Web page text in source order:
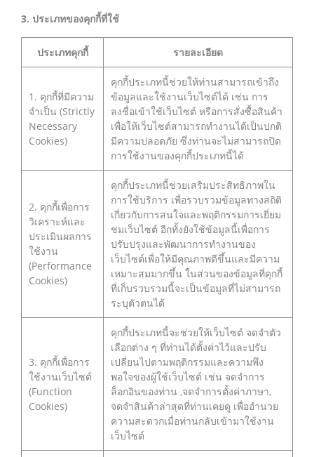
3. ประเภทของคุกกี้ที่ใช้
ประเภทคุกกี้ รายละเอียด
1. คุกกี้ที่มีความ
จำเป็น (Strictly
Necessary
Cookies)
คุกกี้ประเภทนี้ช่วยให้ท่านสามารถเข้าถึง
ข้อมูลและใช้งานเว็บไซต์ได้ เช่น การ
ลงชื่อเข้าใช้เว็บไซต์ หรือการสั่งซื้อสินค้า
เพื่อให้เว็บไซต์สามารถทำงานได้เป็นปกติ
มีความปลอดภัย ซึ่งท่านจะไม่สามารถปิด
การใช้งานของคุกกี้ประเภทนี้ได้
2. คุกกี้เพื่อการ
วิเคราะห์และ
ประเมินผลการ
ใช้งาน
(Performance
Cookies)
คุกกี้ประเภทนี้ช่วยเสริมประสิทธิภาพใน
การใช้บริการ เพื่อรวบรวมข้อมูลทางสถิติ
เกี่ยวกับการสนใจและพฤติกรรมการเยี่ยม
ชมเว็บไซต์ อีกทั้งยังใช้ข้อมูลนี้เพื่อการ
ปรับปรุงและพัฒนาการทำงานของ
เว็บไซต์เพื่อให้มีคุณภาพดีขึ้นและมีความ
เหมาะสมมากขึ้น ในส่วนของข้อมูลที่คุกกี้
ที่เก็บรวบรวมนี้จะเป็นข้อมูลที่ไม่สามารถ
ระบุตัวตนได้
3. คุกกี้เพื่อการ
ใช้งานเว็บไซต์
(Function
Cookies)
คุกกี้ประเภทนี้จะช่วยให้เว็บไซต์ จดจำตัว
เลือกต่าง ๆ ที่ท่านได้ตั้งค่าไว้และปรับ
เปลี่ยนไปตามพฤติกรรมและความพึง
พอใจของผู้ใช้เว็บไซต์ เช่น จดจำการ
ล็อกอินของท่าน ,จดจำการตั้งค่าภาษา,
จดจำสินค้าล่าสุดที่ท่านเคยดู เพื่ออำนวย
ความสะดวกเมื่อท่านกลับเข้ามาใช้งาน
เว็บไซต์